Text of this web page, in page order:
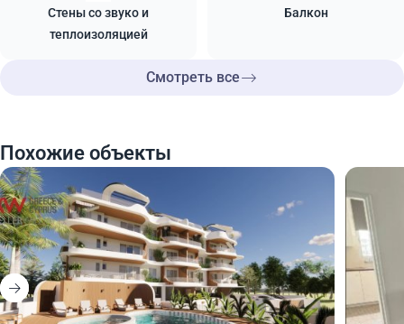
Стены со звуко и
теплоизоляцией
Балкон
Смотреть все
Похожие объекты